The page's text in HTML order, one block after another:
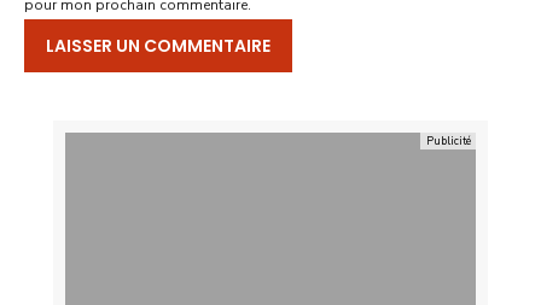
pour mon prochain commentaire.